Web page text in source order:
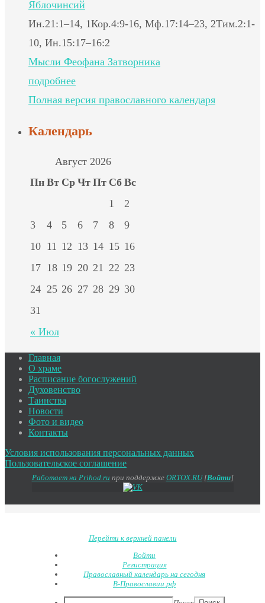
Яблочинсий
Ин.21:1–14, 1Кор.4:9-16, Мф.17:14–23, 2Тим.2:1-
10, Ин.15:17–16:2
Мысли Феофана Затворника
подробнее
Полная версия православного календаря
Календарь
Август 2026
Пн Вт Ср Чт Пт Сб Вс
« Июл
1
2
3
4 5 6 7 8
9
10 11 12 13 14 15 16
17 18 19 20 21 22 23
24 25 26 27 28 29 30
31
Главная
О храме
Расписание богослужений
Духовенство
Таинства
Новости
Фото и видео
Контакты
Условия использования персональных данных
Пользовательское соглашение
Работает на Prihod.ru при поддержке ORTOX.RU[Войти]
Перейти к верхней панели
Войти
Регистрация
Православный календарь на сегодня
В-Православии.рф